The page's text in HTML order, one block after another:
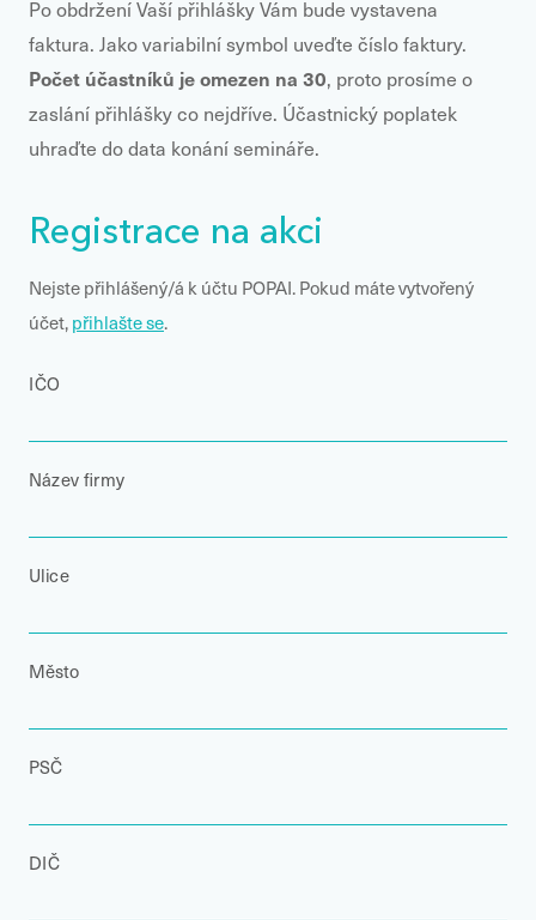
Po obdržení Vaší přihlášky Vám bude vystavena
faktura. Jako variabilní symbol uveďte číslo faktury.
Počet účastníků je omezen na 30, proto prosíme o
zaslání přihlášky co nejdříve. Účastnický poplatek
uhraďte do data konání semináře.
Registrace na akci
Nejste přihlášený/á k účtu POPAI. Pokud máte vytvořený
účet, přihlašte se.
IČO
Název firmy
Ulice
Město
PSČ
DIČ